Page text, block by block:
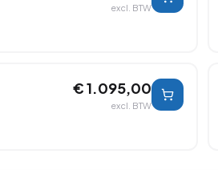
excl. BTW
€ 1.095,00
excl. BTW